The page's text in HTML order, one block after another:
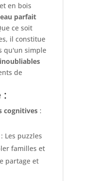
en bois
parfait
ce soit
il constitue
qu'un simple
de
:
cognitives:
Les puzzles
familles et
partage et